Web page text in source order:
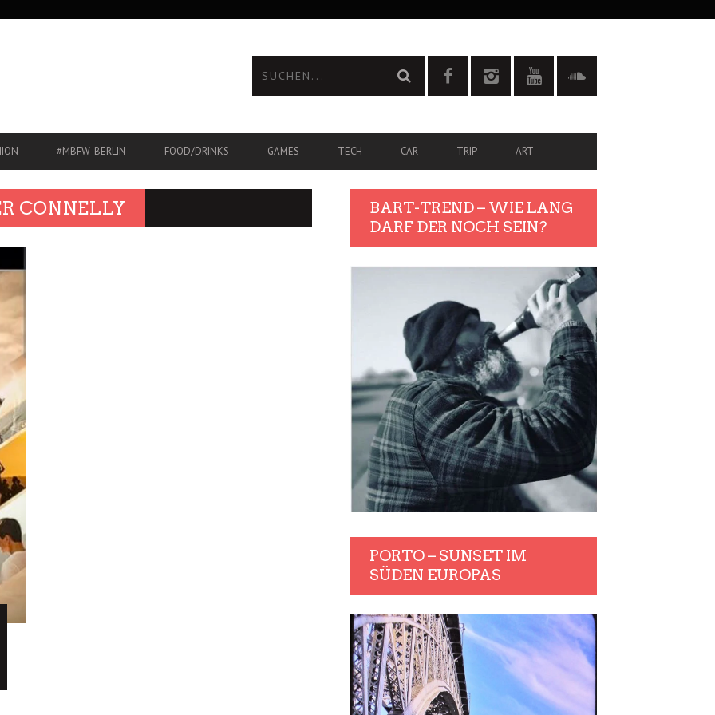
#MBFW-BERLIN FOOD/DRINKS GAMES TECH CAR TRIP ART
CONNELLY
BART-TREND – WIE LANG
DARF DER NOCH SEIN?
PORTO – SUNSET IM
SÜDEN EUROPAS